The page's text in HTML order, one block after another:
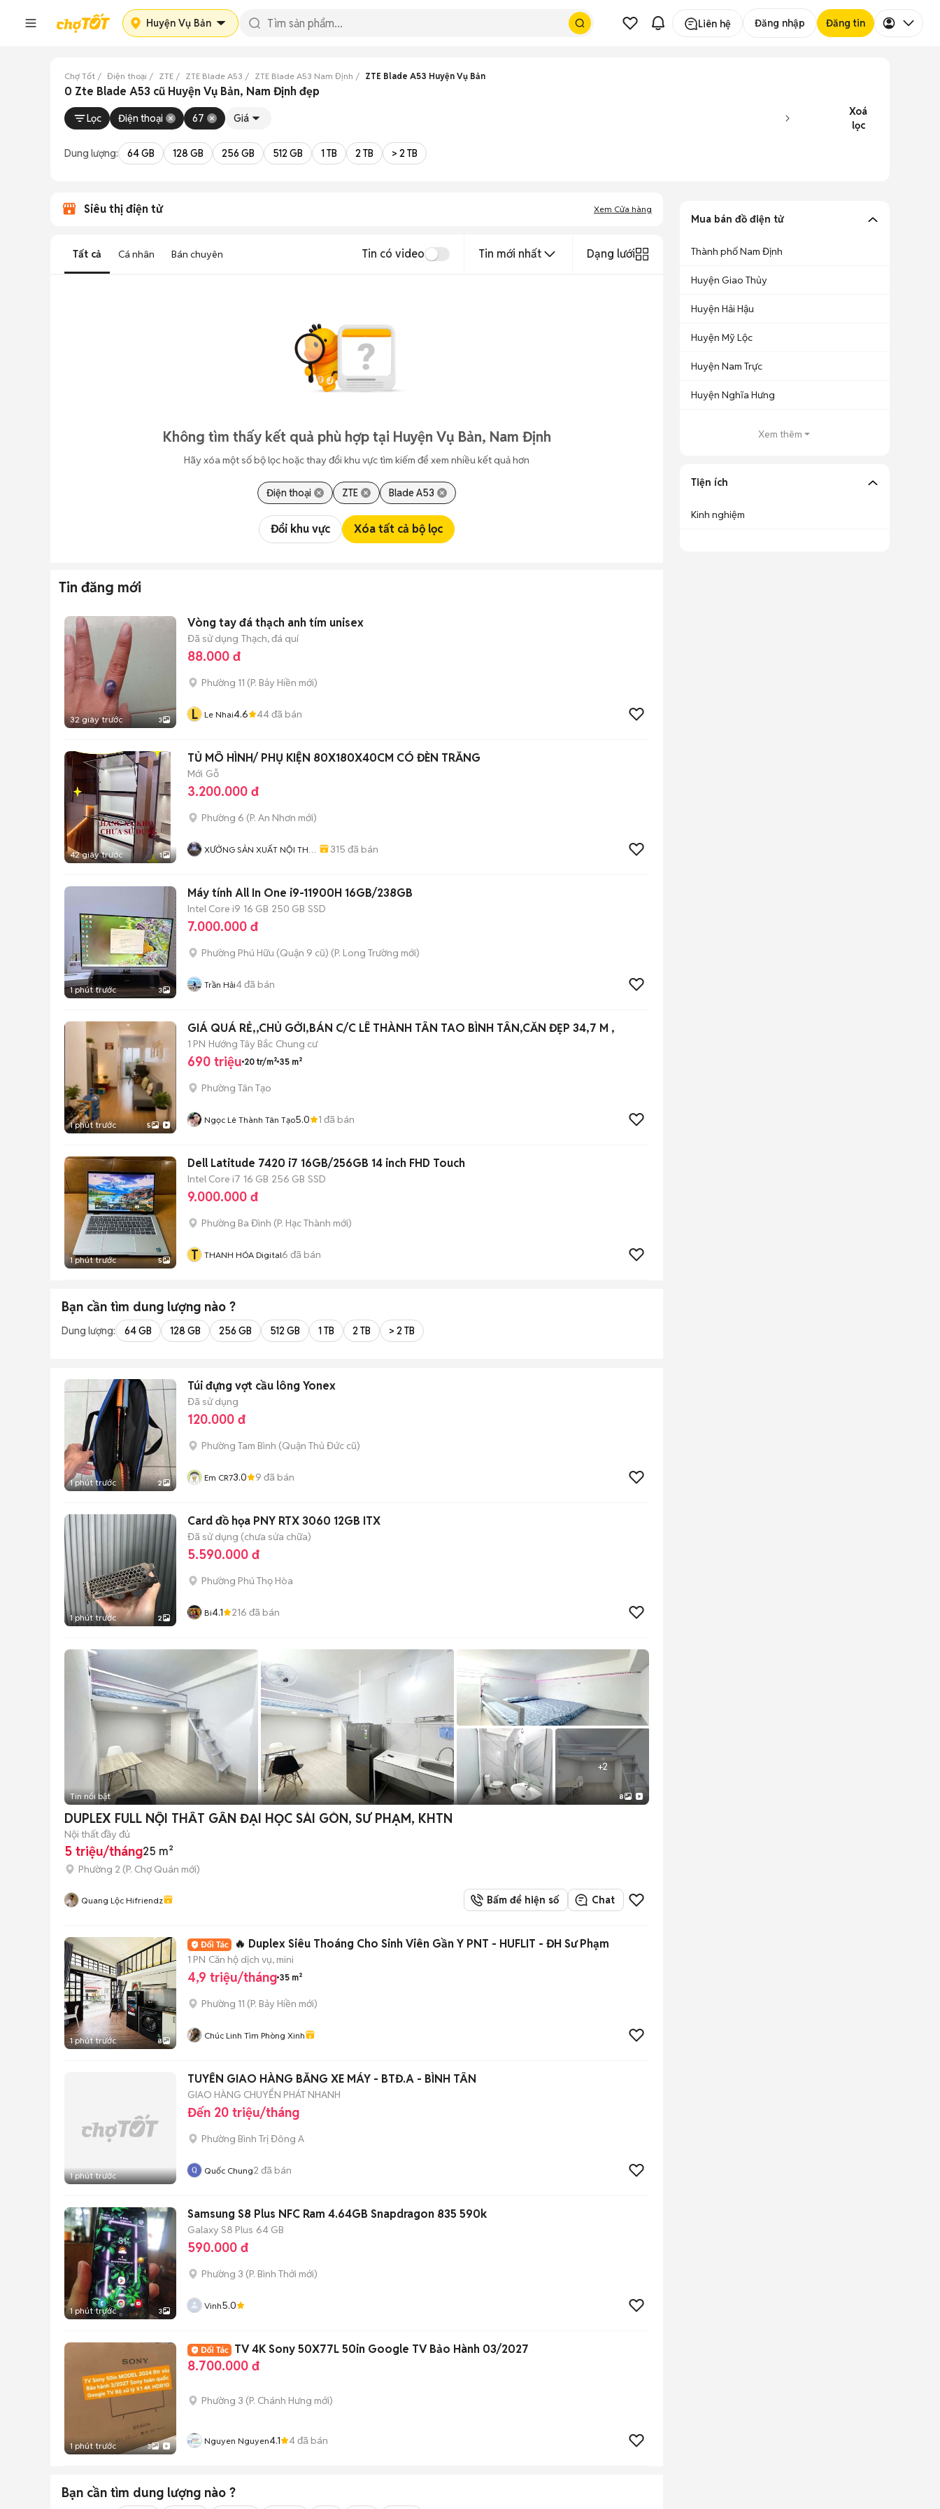
Huyện Vụ Bản Liên hệ Đăng nhập Đăng tin
Chợ Tốt Điện thoại ZTE ZTE Blade A53 ZTE Blade A53 Nam Định ZTE Blade A53 Huyện Vụ Bản
0 Zte Blade A53 cũ Huyện Vụ Bản, Nam Định đẹp
Lọc Điện thoại 67 Giá
Xoá
lọc
Dung lượng: 64 GB 128 GB 256 GB 512 GB 1 TB 2 TB > 2 TB
Siêu thị điện tử Xem Cửa hàng
Tất cả Cá nhân Bán chuyên Tin có video Tin mới nhất Dạng lưới
Không tìm thấy kết quả phù hợp tại Huyện Vụ Bản, Nam Định
Hãy xóa một số bộ lọc hoặc thay đổi khu vực tìm kiếm để xem nhiều kết quả hơn
Điện thoại ZTE Blade A53
Đổi khu vực Xóa tất cả bộ lọc
Tin đăng mới
32 giây trước 3
Vòng tay đá thạch anh tím unisex
Đã sử dụng Thạch, đá quí
88.000 đ
Phường 11 (P. Bảy Hiền mới)
L Le Nhai4.6 44đã bán
42 giây trước 1
TỦ MÔ HÌNH/ PHỤ KIỆN 80X180X40CM CÓ ĐÈN TRẮNG
Mới Gỗ
3.200.000 đ
Phường 6 (P. An Nhơn mới)
XƯỞNG SẢN XUẤT NỘI THẤT
315 đã bán
1 phút trước 3
Máy tính All In One i9-11900H 16GB/238GB
Intel Core i9 16 GB 250 GB SSD
7.000.000 đ
Phường Phú Hữu (Quận 9 cũ) (P. Long Trường mới)
Trần Hải4đã bán
1 phút trước 5
GIÁ QUÁ RẺ,,CHỦ GỞI,BÁN C/C LÊ THÀNH TÂN TAO BÌNH TÂN,CĂN ĐẸP 34,7 M ,
1 PN Hướng Tây Bắc Chung cư
690 triệu 20 tr/m² 35 m²
Phường Tân Tạo
Ngọc Lê Thành Tân Tạo5.0 1 đã bán
1 phút trước 5
Dell Latitude 7420 i7 16GB/256GB 14 inch FHD Touch
Intel Core i7 16 GB 256 GB SSD
9.000.000 đ
Phường Ba Đình (P. Hạc Thành mới)
T THANH HÓA Digital6 đã bán
Bạn cần tìm dung lượng nào ?
Dung lượng: 64 GB 128 GB 256 GB 512 GB 1 TB 2 TB > 2 TB
1 phút trước 2
Túi đựng vợt cầu lông Yonex
Đã sử dụng
120.000 đ
Phường Tam Bình (Quận Thủ Đức cũ)
Em CR73.0 9 đã bán
1 phút trước 2
Card đồ họa PNY RTX 3060 12GB ITX
Đã sử dụng (chưa sửa chữa)
5.590.000 đ
Phường Phú Thọ Hòa
Bi4.1 216 đã bán
+2
Tin nổi bật 8
DUPLEX FULL NỘI THẤT GẦN ĐẠI HỌC SÀI GÒN, SƯ PHẠM, KHTN
Nội thất đầy đủ
5 triệu/tháng25 m²
Phường 2 (P. Chợ Quán mới)
Quang Lộc Hifriendz Bấm để hiện số Chat
1 phút trước 8
🔥 Duplex Siêu Thoáng Cho Sinh Viên Gần Y PNT - HUFLIT - ĐH Sư Phạm
1 PN Căn hộ dịch vụ, mini
4,9 triệu/tháng 35 m²
Phường 11 (P. Bảy Hiền mới)
Chúc Linh Tìm Phòng Xinh
1 phút trước
TUYỂN GIAO HÀNG BẰNG XE MÁY - BTĐ.A - BÌNH TÂN
GIAO HÀNG CHUYỂN PHÁT NHANH
Đến 20 triệu/tháng
Phường Bình Trị Đông A
Quốc Chung2 đã bán
1 phút trước 3
Samsung S8 Plus NFC Ram 4.64GB Snapdragon 835 590k
Galaxy S8 Plus 64 GB
590.000 đ
Phường 3 (P. Bình Thới mới)
Vinh5.0
1 phút trước 3
TV 4K Sony 50X77L 50in Google TV Bảo Hành 03/2027
8.700.000 đ
Phường 3 (P. Chánh Hưng mới)
Nguyen Nguyen4.1 4đã bán
Bạn cần tìm dung lượng nào ?
Mua bán đồ điện tử
Thành phố Nam Định
Huyện Giao Thủy
Huyện Hải Hậu
Huyện Mỹ Lộc
Huyện Nam Trực
Huyện Nghĩa Hưng
Xem thêm
Tiện ích
Kinh nghiệm